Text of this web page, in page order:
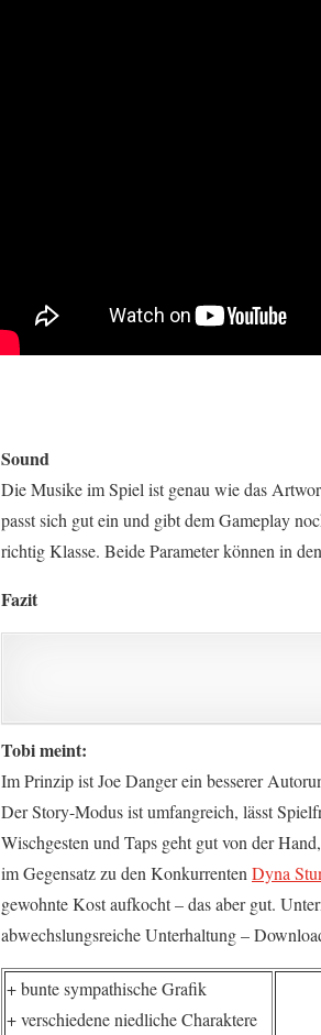
Sound
Die Musike im Spiel ist genau wie das
passt sich gut ein und gibt dem Gameplay
richtig Klasse. Beide Parameter können in
Fazit
Tobi meint:
Im Prinzip ist Joe Danger ein besserer
Der Story-Modus ist umfangreich, lässt
Wischgesten und Taps geht gut von der
im Gegensatz zu den Konkurrenten Dyna
gewohnte Kost aufkocht – das aber gut.
abwechslungsreiche Unterhaltung –
+ bunte sympathische Grafik
+ verschiedene niedliche Charaktere